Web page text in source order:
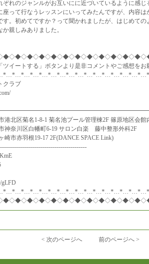
ぞれのジャンルがお互いにに近づいているように感じ
座って行なうレッスンにいってみたんですが、内容
す。初めてですか？って聞かれましたが、はじめて
親しみありました。
イートする」ボタンより是非コメントやご感想を
クラブ
港北区菊名1-8-1 菊名池プール管理棟2F 篠原地区会館
神奈川区白幡町6-19 サロン白楽 藤中整形外科2F
崎市赤羽根19-17 2F(DANCE SPACE Link)
gLFD
< 次のページへ 前のページへ >